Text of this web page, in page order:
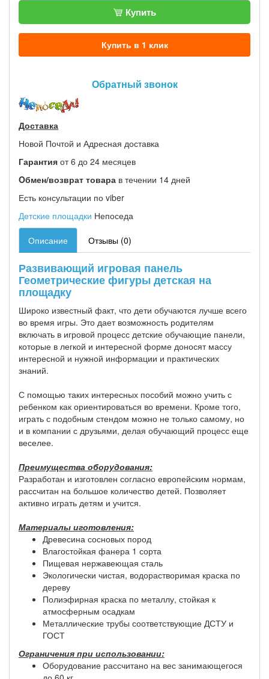
Купить
Купить в 1 клик
Обратный звонок
Доставка
Новой Почтой и Адресная доставка
Гарантия от 6 до 24 месяцев
Oбмен/возврат товара в течении 14 дней
Есть консультации по viber
Детские площадки Непоседа
Описание Отзывы (0)
Развивающий игровая панель
Геометрические фигуры детская на
площадку
Широко известный факт, что дети обучаются лучше всего
во время игры. Это дает возможность родителям
включать в игровой процесс детские обучающие панели,
которые в легкой и интересной форме доносят массу
интересной и нужной информации и практических
знаний.
С помощью таких интересных пособий можно учить с
ребенком как ориентироваться во времени. Кроме того,
играть с подобным стендом можно не только самому, но
и в компании с друзьями, делая обучающий процесс еще
веселее.
Преимущества оборудования:
Разработан и изготовлен согласно европейским нормам,
рассчитан на большое количество детей. Позволяет
активно играть детям и учится.
Материалы иготовления:
Древесина сосновых пород
Влагостойкая фанера 1 сорта
Пищевая нержавеющая сталь
Экологически чистая, водорастворимая краска по
дереву
Полиэфирная краска по металлу, стойкая к
атмосферным осадкам
Металлические трубы соответствующие ДСТУ и
ГОСТ
Ограничения при использовании:
Оборудование рассчитано на вес занимающегося